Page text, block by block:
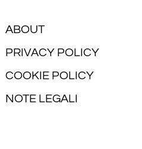
ABOUT
PRIVACY POLICY
COOKIE POLICY
NOTE LEGALI